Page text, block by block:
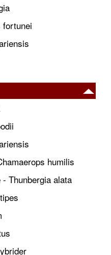
fortunei
humilis
Thunbergia alata